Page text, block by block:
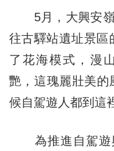
5月，大興安嶺
往古驛站遺址景區
了花海模式，漫
艷，這瑰麗壯美的
候自駕遊人都到這
為推進自駕遊